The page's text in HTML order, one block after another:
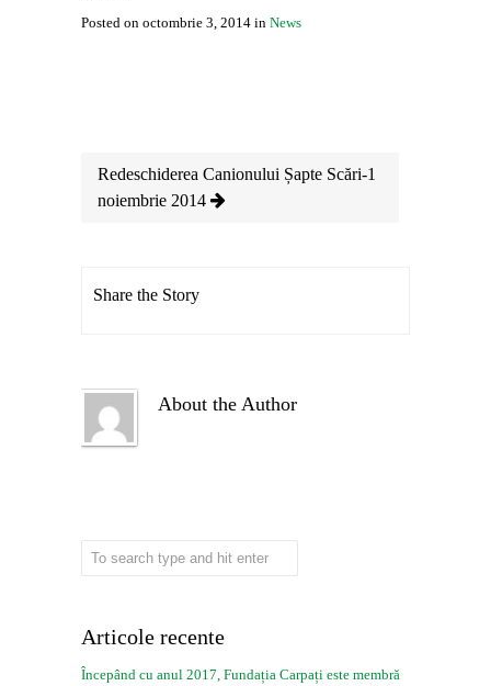
Posted on octombrie 3, 2014 in News
Redeschiderea Canionului Șapte Scări-1
noiembrie 2014
Share the Story
About the Author
Articole recente
Începând cu anul 2017, Fundația Carpați este membră